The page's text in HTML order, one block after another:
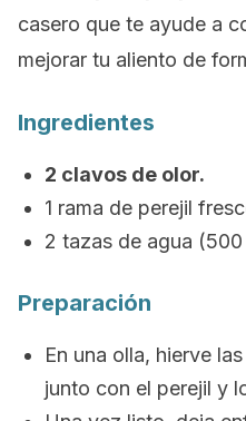
casero que te ayude a
mejorar tu aliento de
Ingredientes
2 clavos de olor.
1 rama de perejil
2 tazas de agua (500
Preparación
En una olla, hierve
junto con el perejil y